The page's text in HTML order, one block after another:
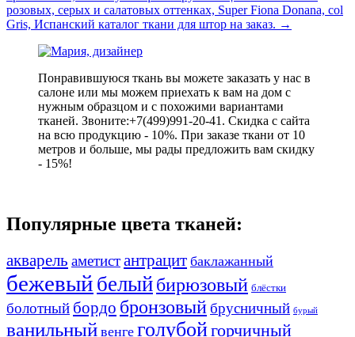
розовых, серых и салатовых оттенках, Super Fiona Donana, col
Gris, Испанский каталог ткани для штор на заказ. →
Понравившуюся ткань вы можете заказать у нас в
салоне или мы можем приехать к вам на дом с
нужным образцом и с похожими вариантами
тканей. Звоните:+7(499)991-20-41. Скидка с сайта
на всю продукцию - 10%. При заказе ткани от 10
метров и больше, мы рады предложить вам скидку
- 15%!
Популярные цвета тканей:
акварель аметистантрацит баклажанный
бежевый белыйбирюзовый блёстки
болотный бордо бронзовыйбрусничный бурый
ванильный венге голубойгорчичный